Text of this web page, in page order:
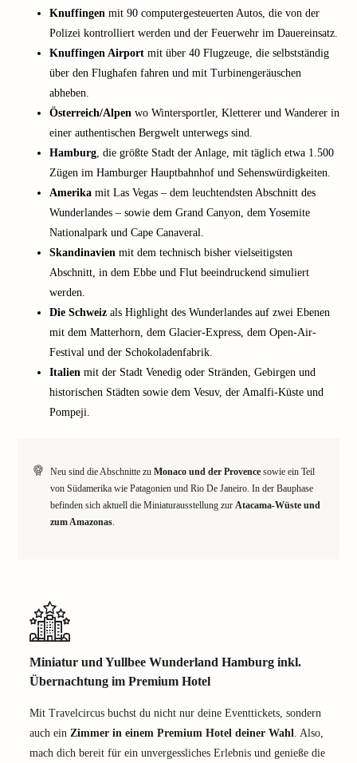
Knuffingen mit 90 computergesteuerten Autos, die von der
Polizei kontrolliert werden und der Feuerwehr im Dauereinsatz.
Knuffingen Airport mit über 40 Flugzeuge, die selbstständig
über den Flughafen fahren und mit Turbinengeräuschen
abheben.
Österreich/Alpen wo Wintersportler, Kletterer und Wanderer in
einer authentischen Bergwelt unterwegs sind.
Hamburg, die größte Stadt der Anlage, mit täglich etwa 1.500
Zügen im Hamburger Hauptbahnhof und Sehenswürdigkeiten.
Amerika mit Las Vegas – dem leuchtendsten Abschnitt des
Wunderlandes – sowie dem Grand Canyon, dem Yosemite
Nationalpark und Cape Canaveral.
Skandinavien mit dem technisch bisher vielseitigsten
Abschnitt, in dem Ebbe und Flut beeindruckend simuliert
werden.
Die Schweiz als Highlight des Wunderlandes auf zwei Ebenen
mit dem Matterhorn, dem Glacier-Express, dem Open-Air-
Festival und der Schokoladenfabrik.
Italien mit der Stadt Venedig oder Stränden, Gebirgen und
historischen Städten sowie dem Vesuv, der Amalfi-Küste und
Pompeji.
Neu sind die Abschnitte zu Monaco und der Provence sowie ein Teil
von Südamerika wie Patagonien und Rio De Janeiro. In der Bauphase
befinden sich aktuell die Miniaturausstellung zur Atacama-Wüste und
zum Amazonas.
Miniatur und Yullbee Wunderland Hamburg inkl.
Übernachtung im Premium Hotel
Mit Travelcircus buchst du nicht nur deine Eventtickets, sondern
auch ein Zimmer in einem Premium Hotel deiner Wahl. Also,
mach dich bereit für ein unvergessliches Erlebnis und genieße die